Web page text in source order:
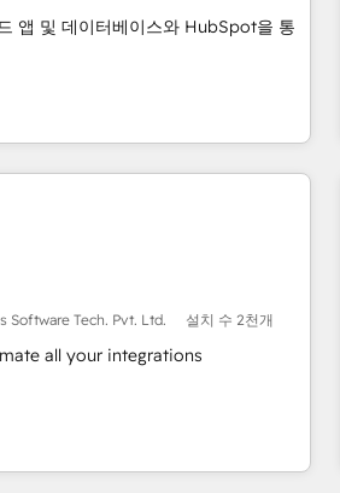
앱 및 데이터베이스와 HubSpot을 통
Software Tech. Pvt. Ltd. 설치 수 2천개
all your integrations